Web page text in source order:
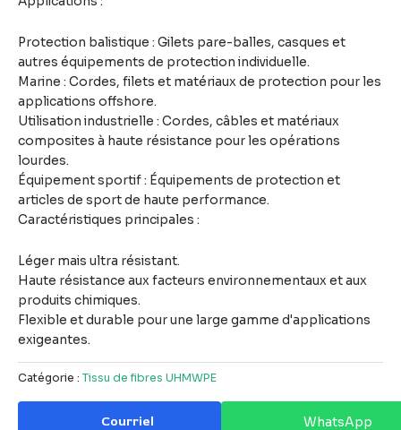
Protection balistique : Gilets pare-balles, casques et
autres équipements de protection individuelle.
Marine : Cordes, filets et matériaux de protection pour les
applications offshore.
Utilisation industrielle : Cordes, câbles et matériaux
composites à haute résistance pour les opérations
lourdes.
Équipement sportif : Équipements de protection et
articles de sport de haute performance.
Caractéristiques principales :
Léger mais ultra résistant.
Haute résistance aux facteurs environnementaux et aux
produits chimiques.
Flexible et durable pour une large gamme d'applications
exigeantes.
Catégorie : Tissu de fibres UHMWPE
Courriel WhatsApp